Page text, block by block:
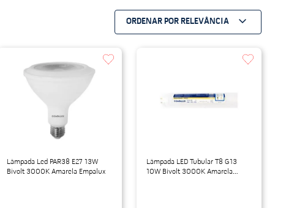
ORDENAR POR RELEVÂNCIA
Lâmpada Led PAR38 E27 13W
Bivolt 3000K Amarela Empalux
Lâmpada LED Tubular T8 G13
10W Bivolt 3000K Amarela